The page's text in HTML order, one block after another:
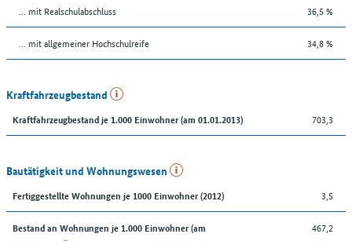
... mit Realschulabschluss 36,5 %
... mit allgemeiner Hochschulreife 34,8 %
Kraftfahrzeugbestand
Kraftfahrzeugbestand je 1.000 Einwohner (am 01.01.2013) 703,3
Bautätigkeit und Wohnungswesen
Fertiggestellte Wohnungen je 1000 Einwohner (2012) 3,5
Bestand an Wohnungen je 1.000 Einwohner (am
467,2